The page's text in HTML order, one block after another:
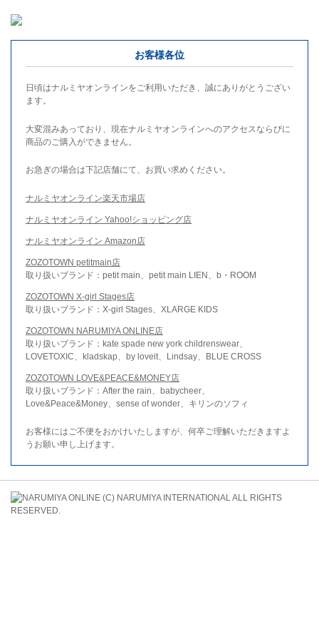
お客様各位
日頃はナルミヤオンラインをご利用いただき、誠にありがとうござい
ます。
大変混みあっており、現在ナルミヤオンラインへのアクセスならびに
商品のご購入ができません。
お急ぎの場合は下記店舗にて、お買い求めください。
ナルミヤオンライン楽天市場店
ナルミヤオンライン Yahoo!ショッピング店
ナルミヤオンライン Amazon店
ZOZOTOWN petitmain店
取り扱いブランド：petit main、petit main LIEN、b・ROOM
ZOZOTOWN X-girl Stages店
取り扱いブランド：X-girl Stages、XLARGE KIDS
ZOZOTOWN NARUMIYA ONLINE店
取り扱いブランド：kate spade new york childrenswear、
LOVETOXIC、kladskap、by loveit、Lindsay、BLUE CROSS
ZOZOTOWN LOVE&PEACE&MONEY店
取り扱いブランド：After the rain、babycheer、
Love&Peace&Money、sense of wonder、キリンのソフィ
お客様にはご不便をおかけいたしますが、何卒ご理解いただきますよ
うお願い申し上げます。